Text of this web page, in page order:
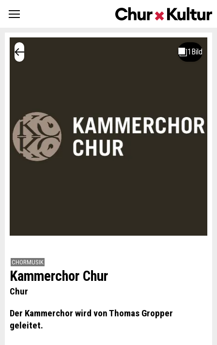
CHORMUSIK
Kammerchor Chur
Chur
Der Kammerchor wird von Thomas Gropper
geleitet.